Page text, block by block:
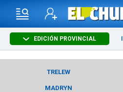
EDICIÓN PROVINCIAL
TRELEW
MADRYN